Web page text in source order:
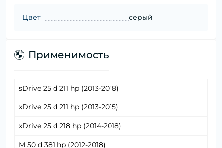
Цвет серый
Применимость
sDrive 25 d 211 hp (2013-2018)
xDrive 25 d 211 hp (2013-2015)
xDrive 25 d 218 hp (2014-2018)
M 50 d 381 hp (2012-2018)